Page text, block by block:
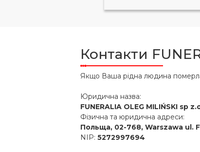
Контакти
Якщо Ваша рідна людина
Юридична назва:
FUNERALIA OLEG MILIŃSKI sp
Фізична та юридична адреси:
Польща, 02-768, Warszawa ul.
NIP: 5272997694